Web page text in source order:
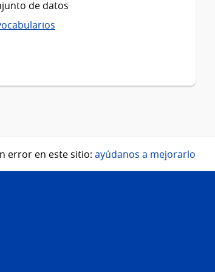
de datos
error en este sitio: ayúdanos a mejorarlo